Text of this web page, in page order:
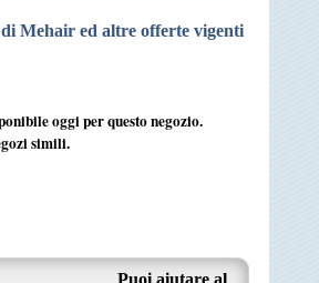
Mehair ed altre offerte vigenti
oggi per questo negozio.
simili.
Puoi aiutare al